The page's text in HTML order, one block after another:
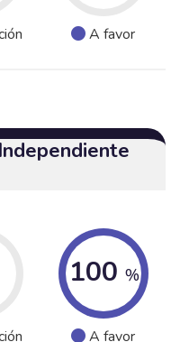
A favor
100 %
A favor